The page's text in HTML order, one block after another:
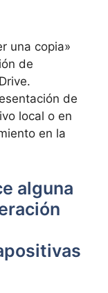
una copia»
‌de
de
local o en
en​ la
alguna